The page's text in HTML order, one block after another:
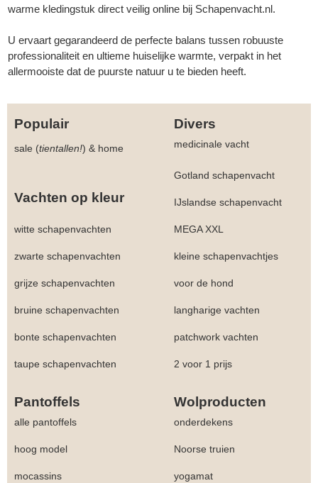
warme kledingstuk direct veilig online bij Schapenvacht.nl.
U ervaart gegarandeerd de perfecte balans tussen robuuste
professionaliteit en ultieme huiselijke warmte, verpakt in het
allermooiste dat de puurste natuur u te bieden heeft.
Populair Divers
sale (tientallen!) & home medicinale vacht
Gotland schapenvacht
Vachten op kleur IJslandse schapenvacht
witte schapenvachten MEGA XXL
zwarte schapenvachten kleine schapenvachtjes
grijze schapenvachten voor de hond
bruine schapenvachten langharige vachten
bonte schapenvachten patchwork vachten
taupe schapenvachten 2 voor 1 prijs
Pantoffels Wolproducten
alle pantoffels onderdekens
hoog model Noorse truien
mocassins yogamat